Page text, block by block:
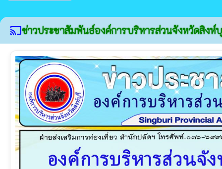
castข่าวประชาสัมพันธ์องค์การบริหารส่วนจังหวัดสิงห์